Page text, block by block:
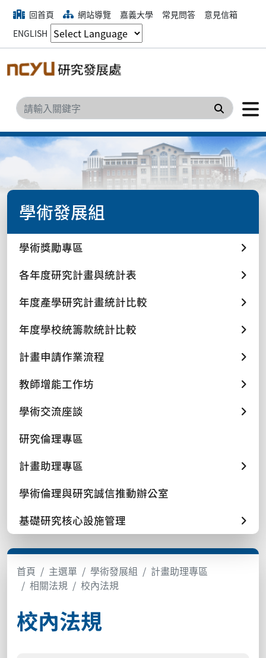
回首頁 網站導覽 嘉義大學 常見問答
意見信箱
ENGLISH
搜尋
學術發展組
學術獎勵專區
各年度研究計畫與統計表
年度產學研究計畫統計比較
年度學校統籌款統計比較
計畫申請作業流程
教師增能工作坊
學術交流座談
研究倫理專區
計畫助理專區
學術倫理與研究誠信推動辦公室
基礎研究核心設施管理
首頁 主選單 學術發展組
計畫助理專區
相關法規
校內法規
校內法規